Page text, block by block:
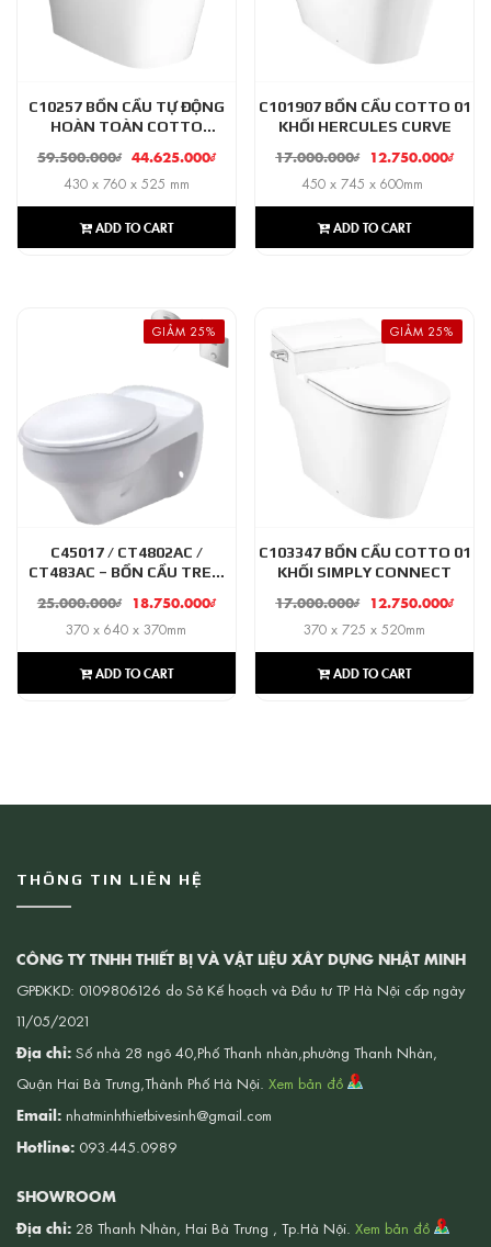
C10257 BỒN CẦU TỰ ĐỘNG
HOÀN TOÀN COTTO
59.500.000₫ 44.625.000₫
430 x 760 x 525 mm
ADD TO CART
C101907 BỒN CẦU COTTO 01
KHỐI HERCULES CURVE
17.000.000₫ 12.750.000₫
450 x 745 x 600mm
ADD TO CART
GIẢM 25%
C45017 / CT4802AC /
CT483AC – BỒN CẦU TREO
VAN TỰ ĐỘNG VÀ VAN ẤN
(ÂM TƯỜNG) COTTO
AMANDA
25.000.000₫ 18.750.000₫
370 x 640 x 370mm
ADD TO CART
GIẢM 25%
C103347 BỒN CẦU COTTO 01
KHỐI SIMPLY CONNECT
17.000.000₫ 12.750.000₫
370 x 725 x 520mm
ADD TO CART
THÔNG TIN LIÊN HỆ
CÔNG TY TNHH THIẾT BỊ VÀ VẬT LIỆU XÂY DỰNG NHẬT MINH
GPĐKKD: 0109806126 do Sở Kế hoạch và Đầu tư TP Hà Nội cấp ngày
11/05/2021
Địa chỉ: Số nhà 28 ngõ 40,Phố Thanh nhàn,phường Thanh Nhàn,
Quận Hai Bà Trưng,Thành Phố Hà Nội. Xem bản đồ
Email: nhatminhthietbivesinh@gmail.com
Hotline: 093.445.0989
SHOWROOM
Địa chỉ: 28 Thanh Nhàn, Hai Bà Trưng , Tp.Hà Nội. Xem bản đồ